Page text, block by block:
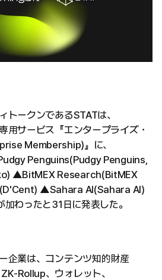
トークンであるSTATは、
用サービス『エンタープライズ・
Membership)』に、
Penguins(Pudgy Penguins,
▲BitMEX Research(BitMEX
▲Sahara AI(Sahara AI)
わったと31日に発表した。
企業は、コンテンツ知的財産
Rollup、ウォレット、